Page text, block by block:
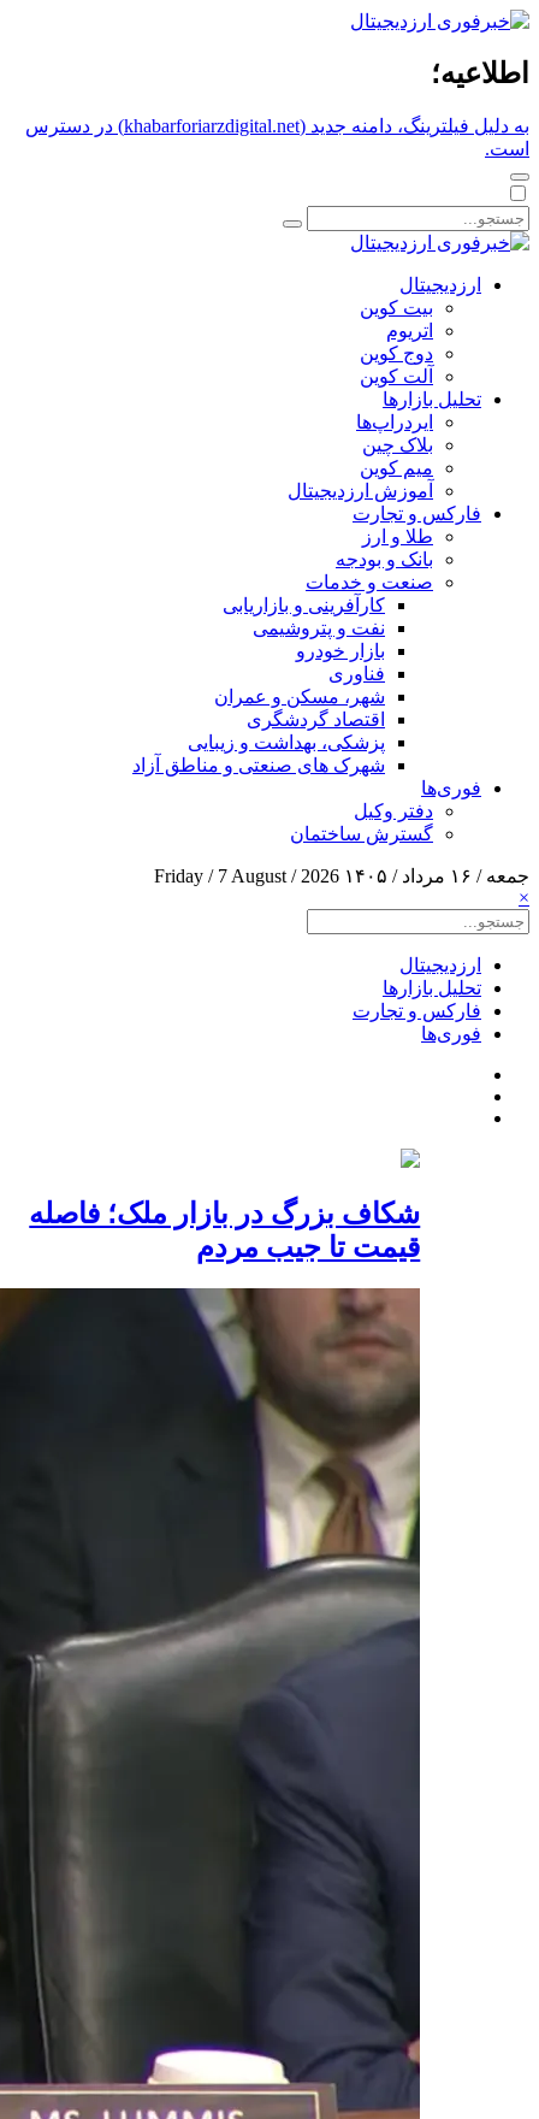
اطلاعیه؛
به دلیل فیلترینگ، دامنه جدید (khabarforiarzdigital.net) در دسترس
است.
ارزدیجیتال
بیت کوین
اتریوم
دوج کوین
آلت کوین
تحلیل بازارها
ایردراپ‌ها
بلاک چین
میم کوین‌
آموزش ارزدیجیتال
فارکس و تجارت
طلا و ارز
بانک و بودجه
صنعت و خدمات
کارآفرینی و بازاریابی
نفت و پتروشیمی
بازار خودرو
فناوری
شهر، مسکن و عمران
اقتصاد گردشگری
پزشکی، بهداشت و زیبایی
شهرک های صنعتی و مناطق آزاد
فوری‌ها
دفتر وکیل
گسترش ساختمان
جمعه / ۱۶ مرداد / ۱۴۰۵
Friday / 7 August / 2026
×
ارزدیجیتال
تحلیل بازارها
فارکس و تجارت
فوری‌ها
شکاف بزرگ در بازار ملک؛ فاصله
قیمت تا جیب مردم